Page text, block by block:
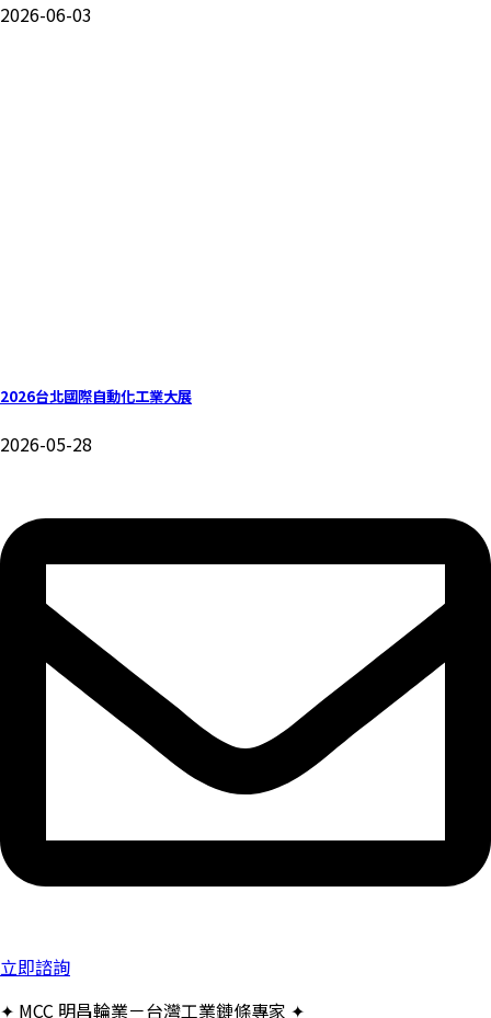
2026-06-03
2026台北國際自動化工業大展
2026-05-28
立即諮詢
✦ MCC 明昌輪業－台灣工業鏈條專家 ✦